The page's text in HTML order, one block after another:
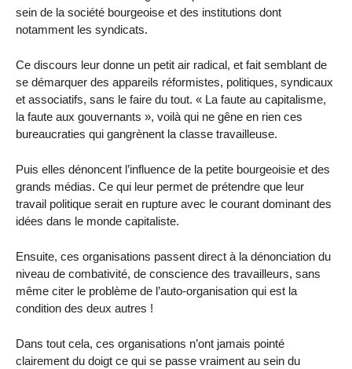
sein de la société bourgeoise et des institutions dont
notamment les syndicats.
Ce discours leur donne un petit air radical, et fait semblant de
se démarquer des appareils réformistes, politiques, syndicaux
et associatifs, sans le faire du tout. « La faute au capitalisme,
la faute aux gouvernants », voilà qui ne gêne en rien ces
bureaucraties qui gangrènent la classe travailleuse.
Puis elles dénoncent l’influence de la petite bourgeoisie et des
grands médias. Ce qui leur permet de prétendre que leur
travail politique serait en rupture avec le courant dominant des
idées dans le monde capitaliste.
Ensuite, ces organisations passent direct à la dénonciation du
niveau de combativité, de conscience des travailleurs, sans
même citer le problème de l’auto-organisation qui est la
condition des deux autres !
Dans tout cela, ces organisations n’ont jamais pointé
clairement du doigt ce qui se passe vraiment au sein du